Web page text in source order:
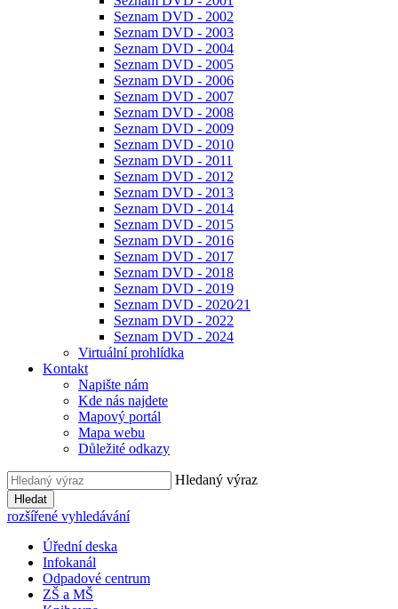
Seznam DVD - 2002
Seznam DVD - 2003
Seznam DVD - 2004
Seznam DVD - 2005
Seznam DVD - 2006
Seznam DVD - 2007
Seznam DVD - 2008
Seznam DVD - 2009
Seznam DVD - 2010
Seznam DVD - 2011
Seznam DVD - 2012
Seznam DVD - 2013
Seznam DVD - 2014
Seznam DVD - 2015
Seznam DVD - 2016
Seznam DVD - 2017
Seznam DVD - 2018
Seznam DVD - 2019
Seznam DVD - 2020⁄21
Seznam DVD - 2022
Seznam DVD - 2024
Virtuální prohlídka
Kontakt
Napište nám
Kde nás najdete
Mapový portál
Mapa webu
Důležité odkazy
Hledaný výraz
Hledat
rozšířené vyhledávání
Úřední deska
Infokanál
Odpadové centrum
ZŠ a MŠ